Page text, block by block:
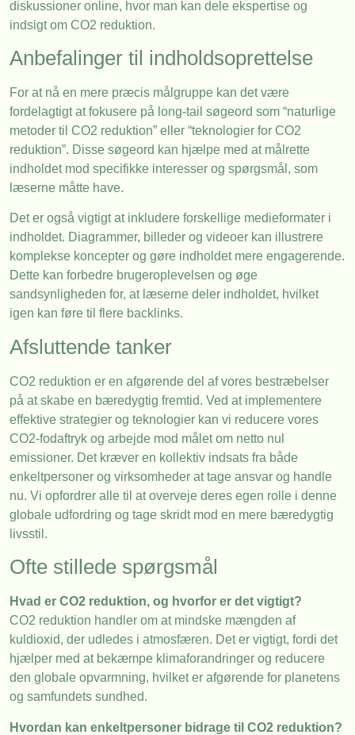
diskussioner online, hvor man kan dele ekspertise og
indsigt om CO2 reduktion.
Anbefalinger til indholdsoprettelse
For at nå en mere præcis målgruppe kan det være
fordelagtigt at fokusere på long-tail søgeord som “naturlige
metoder til CO2 reduktion” eller “teknologier for CO2
reduktion”. Disse søgeord kan hjælpe med at målrette
indholdet mod specifikke interesser og spørgsmål, som
læserne måtte have.
Det er også vigtigt at inkludere forskellige medieformater i
indholdet. Diagrammer, billeder og videoer kan illustrere
komplekse koncepter og gøre indholdet mere engagerende.
Dette kan forbedre brugeroplevelsen og øge
sandsynligheden for, at læserne deler indholdet, hvilket
igen kan føre til flere backlinks.
Afsluttende tanker
CO2 reduktion er en afgørende del af vores bestræbelser
på at skabe en bæredygtig fremtid. Ved at implementere
effektive strategier og teknologier kan vi reducere vores
CO2-fodaftryk og arbejde mod målet om netto nul
emissioner. Det kræver en kollektiv indsats fra både
enkeltpersoner og virksomheder at tage ansvar og handle
nu. Vi opfordrer alle til at overveje deres egen rolle i denne
globale udfordring og tage skridt mod en mere bæredygtig
livsstil.
Ofte stillede spørgsmål
Hvad er CO2 reduktion, og hvorfor er det vigtigt?
CO2 reduktion handler om at mindske mængden af
kuldioxid, der udledes i atmosfæren. Det er vigtigt, fordi det
hjælper med at bekæmpe klimaforandringer og reducere
den globale opvarmning, hvilket er afgørende for planetens
og samfundets sundhed.
Hvordan kan enkeltpersoner bidrage til CO2 reduktion?